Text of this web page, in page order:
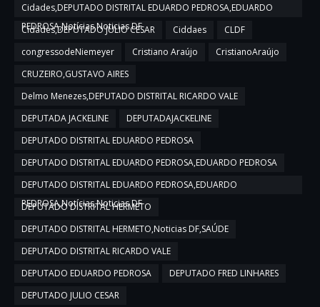
Cidades,DEPUTADO DISTRITAL EDUARDO PEDROSA,EDUARDO
PEDROSA,Notícias,Noticias DF
Cidades,DEPUTADO JULIO CESAR Ciddaes
CLDF
congressodeNiemeyer
Cristiano Araújo
CristianoAraújo
CRUZEIRO,GUSTAVO AIRES
Delmo Menezes,DEPUTADO DISTRITAL RICARDO VALE
DEPUTADA JACKELINE
DEPUTADAJACKELINE
DEPUTADO DISTRITAL EDUARDO PEDROSA
DEPUTADO DISTRITAL EDUARDO PEDROSA,EDUARDO PEDROSA
DEPUTADO DISTRITAL EDUARDO PEDROSA,EDUARDO
PEDROSA,Notícias,Noticias DF
DEPUTADO DISTRITAL HERMETO
DEPUTADO DISTRITAL HERMETO,Noticias DF,SAÚDE
DEPUTADO DISTRITAL RICARDO VALE
DEPUTADO EDUARDO PEDROSA
DEPUTADO FRED LINHARES
DEPUTADO JULIO CESAR